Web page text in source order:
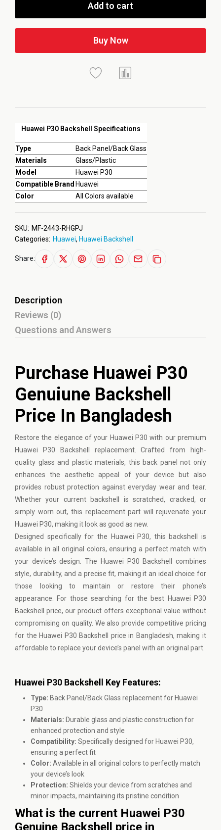
Huawei P30 Backshell Specifications
Type
Back Panel/Back Glass
Materials
Glass/Plastic
Model
Huawei P30
Compatible Brand Huawei
Color
All Colors available
Add to cart
Buy Now
SKU: MF-2443-RHGPJ
Categories: Huawei, Huawei Backshell
Share:
Description
Reviews (0)
Questions and Answers
Purchase Huawei P30
Genuiune Backshell
Price In Bangladesh
Restore the elegance of your Huawei P30 with our premium
Huawei P30 Backshell replacement. Crafted from high-
quality glass and plastic materials, this back panel not only
enhances the aesthetic appeal of your device but also
provides robust protection against everyday wear and tear.
Whether your current backshell is scratched, cracked, or
simply worn out, this replacement part will rejuvenate your
Huawei P30, making it look as good as new.
Designed specifically for the Huawei P30, this backshell is
available in all original colors, ensuring a perfect match with
your device’s design. The Huawei P30 Backshell combines
style, durability, and a precise fit, making it an ideal choice for
those looking to maintain or restore their phone’s
appearance. For those searching for the best Huawei P30
Backshell price, our product offers exceptional value without
compromising on quality. We also provide competitive pricing
for the Huawei P30 Backshell price in Bangladesh, making it
affordable to replace your device’s panel with an original part.
Huawei P30 Backshell Key Features:
Type: Back Panel/Back Glass replacement for Huawei
P30
Materials: Durable glass and plastic construction for
enhanced protection and style
Compatibility: Specifically designed for Huawei P30,
ensuring a perfect fit
Color: Available in all original colors to perfectly match
your device’s look
Protection: Shields your device from scratches and
minor impacts, maintaining its pristine condition
What is the current Huawei P30
Genuine Backshell price in